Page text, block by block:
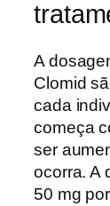
A
Clomid
cada
começa
ser
ocorra. A
50 mg